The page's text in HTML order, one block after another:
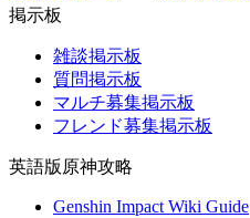
掲示板
雑談掲示板
質問掲示板
マルチ募集掲示板
フレンド募集掲示板
英語版原神攻略
Genshin Impact Wiki Guide